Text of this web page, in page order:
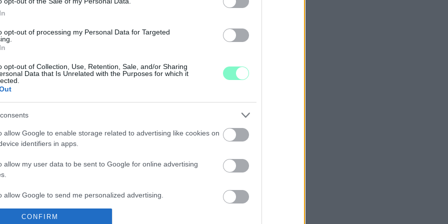
opt-out of processing my Personal Data for Targeted
opt-out of Collection, Use, Retention, Sale, and/or Sharing
Data that Is Unrelated with the Purposes for which it
allow Google to enable storage related to advertising like cookies on
identifiers in apps.
allow my user data to be sent to Google for online advertising
allow Google to send me personalized advertising.
allow Google to enable storage related to analytics like cookies on
CONFIRM
az elmúlt időszakban történt rejtélyes esetekkel kapcsolatban.
DE A KÖRÖZÉSÉT MÉGSEM SZÜNTETI MEG A RENDŐRSÉG
eltűnt fiatal lány.
EL EGY 17 ÉVES LÁNY SZOMBATHELYRŐL
BÉKÉSCSABAI FÉRFIT FOGTAK EL